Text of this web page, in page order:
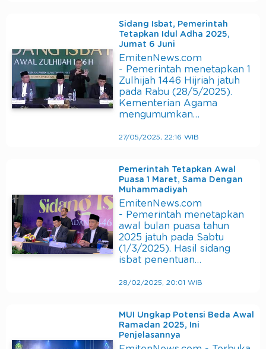
Sidang Isbat, Pemerintah
Tetapkan Idul Adha 2025,
Jumat 6 Juni
EmitenNews.com
- Pemerintah menetapkan 1
Zulhijah 1446 Hijriah jatuh
pada Rabu (28/5/2025).
Kementerian Agama
mengumumkan…
27/05/2025, 22:16 WIB
Pemerintah Tetapkan Awal
Puasa 1 Maret, Sama Dengan
Muhammadiyah
EmitenNews.com
- Pemerintah menetapkan
awal bulan puasa tahun
2025 jatuh pada Sabtu
(1/3/2025). Hasil sidang
isbat penentuan…
28/02/2025, 20:01 WIB
MUI Ungkap Potensi Beda Awal
Ramadan 2025, Ini
Penjelasannya